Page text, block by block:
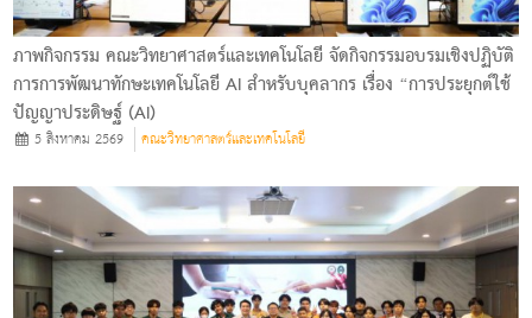
ภาพกิจกรรม คณะวิทยาศาสตร์และเทคโนโลยี จัดกิจกรรมอบรมเชิงปฏิบัติ
การการพัฒนาทักษะเทคโนโลยี AI สำหรับบุคลากร เรื่อง “การประยุกต์ใช้
ปัญญาประดิษฐ์ (AI)
5 สิงหาคม 2569 คณะวิทยาศาสตร์และเทคโนโลยี